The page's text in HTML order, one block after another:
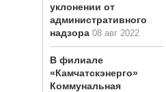
уклонении от
административного
надзора 08 авг 2022
В филиале
«Камчатскэнерго»
Коммунальная